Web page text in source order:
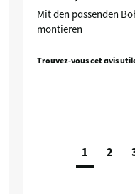
Mit den passenden
montieren
Trouvez-vous cet avis
1 2